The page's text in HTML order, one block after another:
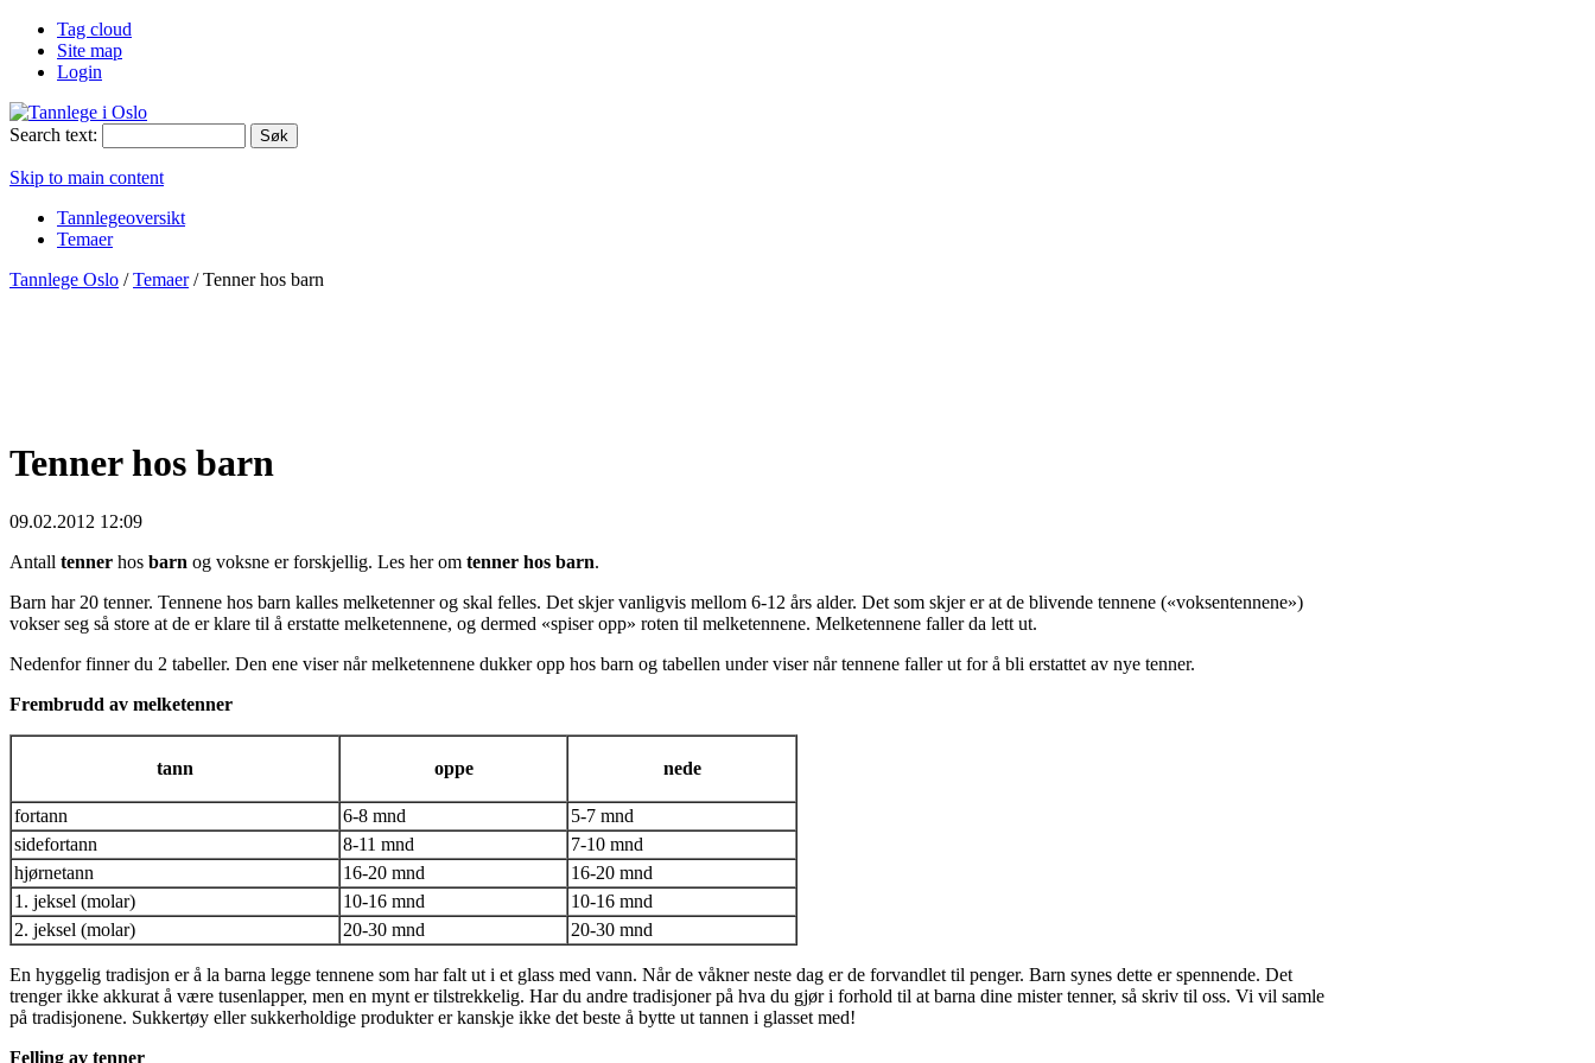
Tag cloud
Site map
Login
Search text:
Skip to main content
Tannlegeoversikt
Temaer
Tannlege Oslo / Temaer / Tenner hos barn
Tenner hos barn
09.02.2012 12:09
Antall tenner hos barn og voksne er forskjellig. Les her om tenner hos barn.
Barn har 20 tenner. Tennene hos barn kalles melketenner og skal felles. Det skjer vanligvis mellom 6-12 års alder. Det som skjer er at de blivende tennene («voksentennene»)
vokser seg så store at de er klare til å erstatte melketennene, og dermed «spiser opp» roten til melketennene. Melketennene faller da lett ut.
Nedenfor finner du 2 tabeller. Den ene viser når melketennene dukker opp hos barn og tabellen under viser når tennene faller ut for å bli erstattet av nye tenner.
Frembrudd av melketenner
tann oppe nede
fortann 6-8 mnd
5-7 mnd
sidefortann
8-11 mnd
7-10 mnd
hjørnetann
16-20 mnd
16-20 mnd
1. jeksel (molar)
10-16 mnd
10-16 mnd
2. jeksel (molar)
20-30 mnd 20-30 mnd
En hyggelig tradisjon er å la barna legge tennene som har falt ut i et glass med vann. Når de våkner neste dag er de forvandlet til penger. Barn synes dette er spennende. Det
trenger ikke akkurat å være tusenlapper, men en mynt er tilstrekkelig. Har du andre tradisjoner på hva du gjør i forhold til at barna dine mister tenner, så skriv til oss. Vi vil samle
på tradisjonene. Sukkertøy eller sukkerholdige produkter er kanskje ikke det beste å bytte ut tannen i glasset med!
Felling av tenner